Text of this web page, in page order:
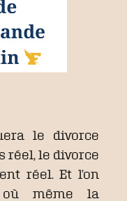
le divorce
réel, le divorce
réel. Et l’on
même la